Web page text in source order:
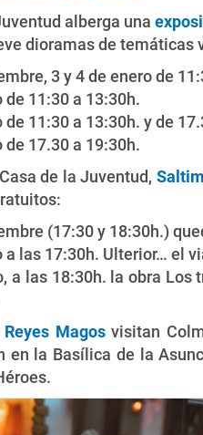
alberga una
dioramas de temáticas
3 y 4 de enero de
de 11:30 a 13:30h.
de 11:30 a 13:30h. y de
de 17.30 a 19:30h.
de la Juventud,
(17:30 y 18:30h.)
a las 17:30h. Ulterior… el
a las 18:30h. la obra Los
Reyes Magosvisitan
en la Basílica de la